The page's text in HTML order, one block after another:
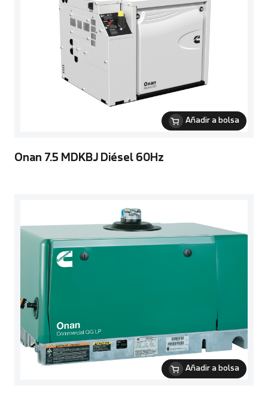
Añadir a bolsa
Onan 7.5 MDKBJ Diésel 60Hz
Añadir a bolsa